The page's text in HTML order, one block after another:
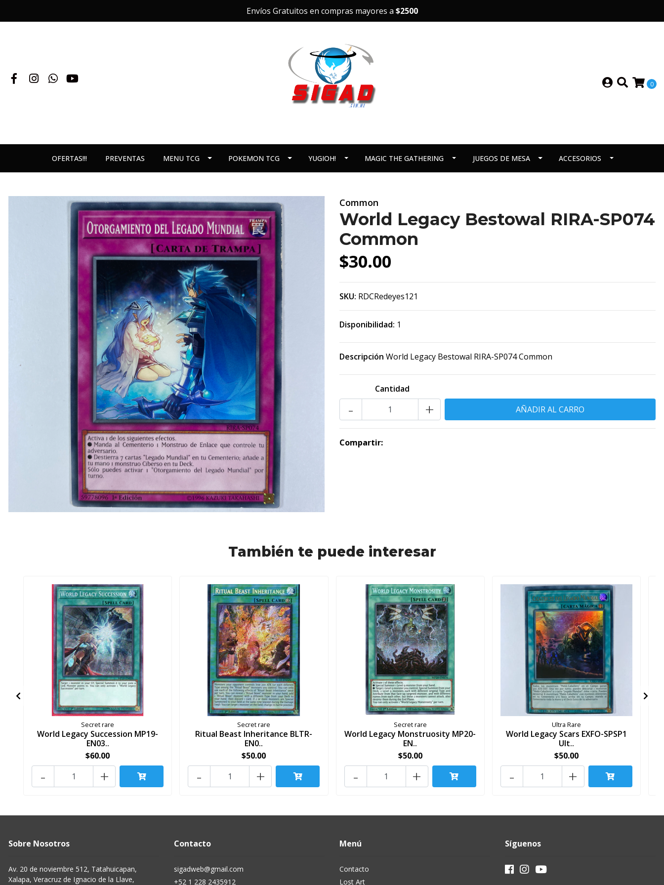
Envíos Gratuitos en compras mayores a $2500
0
OFERTAS!!! PREVENTAS MENU TCG POKEMON TCG YUGIOH! MAGIC THE GATHERING JUEGOS DE MESA ACCESORIOS
Common
World Legacy Bestowal RIRA-SP074
Common
$30.00
SKU: RDCRedeyes121
Disponibilidad: 1
Descripción World Legacy Bestowal RIRA-SP074 Common
Cantidad
+
-
Compartir:
También te puede interesar
Secret rare
World Legacy Succession MP19-
EN03..
$60.00
+
-
Secret rare
Ritual Beast Inheritance BLTR-
EN0..
$50.00
+
-
Secret rare
World Legacy Monstruosity MP20-
EN..
$50.00
+
-
Ultra Rare
World Legacy Scars EXFO-SPSP1
Ult..
$50.00
+
-
Sobre Nosotros
Av. 20 de noviembre 512, Tatahuicapan,
Xalapa, Veracruz de Ignacio de la Llave,
Contacto
sigadweb@gmail.com
+52 1 228 2435912
Menú
Contacto
Lost Art
Síguenos